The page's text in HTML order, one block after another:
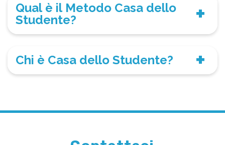
Qual è il Metodo Casa dello
Studente?
Chi è Casa dello Studente?